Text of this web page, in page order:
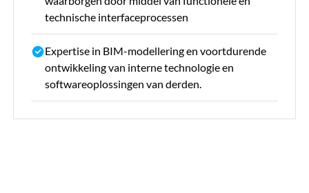
technische interfaceprocessen
Expertise in BIM-modellering en voortdurende
ontwikkeling van interne technologie en
softwareoplossingen van derden.